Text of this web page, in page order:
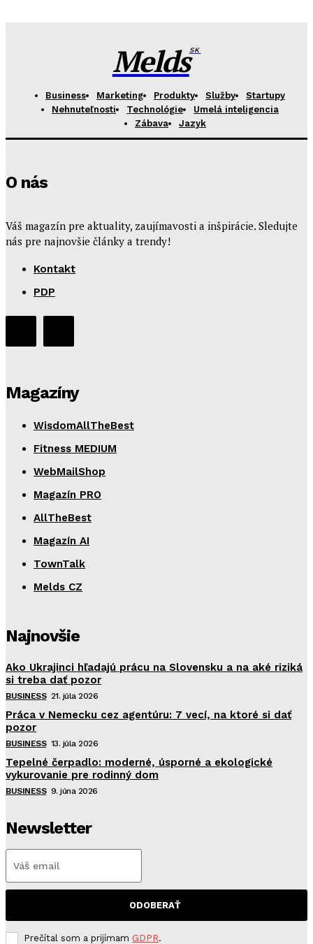
MeldsSK
Business Marketing Produkty Služby
Startupy
Nehnuteľnosti
Technológie
Umelá inteligencia
Zábava
Jazyk
O nás
Váš magazín pre aktuality, zaujímavosti a inšpirácie. Sledujte
nás pre najnovšie články a trendy!
Kontakt
PDP
Magazíny
WisdomAllTheBest
Fitness MEDIUM
WebMailShop
Magazín PRO
AllTheBest
Magazín AI
TownTalk
Melds CZ
Najnovšie
Ako Ukrajinci hľadajú prácu na Slovensku a na aké riziká
si treba dať pozor
BUSINESS 21. júla 2026
Práca v Nemecku cez agentúru: 7 vecí, na ktoré si dať
pozor
BUSINESS 13. júla 2026
Tepelné čerpadlo: moderné, úsporné a ekologické
vykurovanie pre rodinný dom
BUSINESS 9. júna 2026
Newsletter
ODOBERAŤ
Prečítal som a prijímam GDPR.